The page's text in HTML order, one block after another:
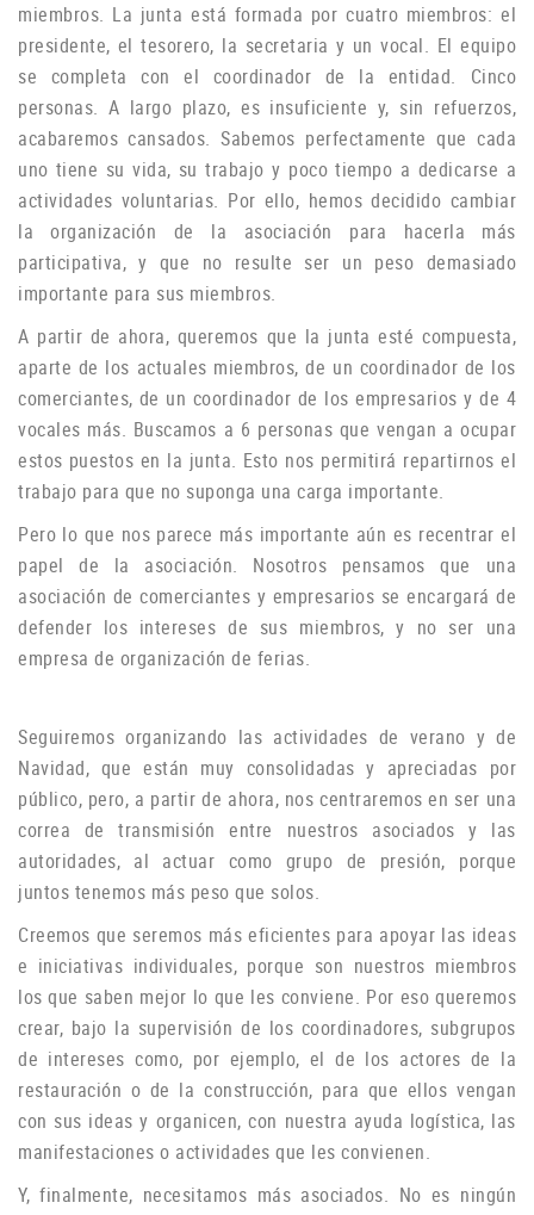
miembros. La junta está formada por cuatro miembros: el
presidente, el tesorero, la secretaria y un vocal. El equipo
se completa con el coordinador de la entidad. Cinco
personas. A largo plazo, es insuficiente y, sin refuerzos,
acabaremos cansados.Sabemos perfectamente que cada
uno tiene su vida, su trabajo y poco tiempo a dedicarse a
actividades voluntarias. Por ello, hemos decidido cambiar
la organización de la asociación para hacerla más
participativa, y que no resulte ser un peso demasiado
importante para sus miembros.
A partir de ahora, queremos que la junta esté compuesta,
aparte de los actuales miembros, de un coordinador de los
comerciantes, de un coordinador de los empresarios y de 4
vocales más. Buscamos a 6 personas que vengan a ocupar
estos puestos en la junta. Esto nos permitirá repartirnos el
trabajo para que no suponga una carga importante.
Pero lo que nos parece más importante aún es recentrar el
papel de la asociación. Nosotros pensamos que una
asociación de comerciantes y empresarios se encargará de
defender los intereses de sus miembros, y no ser una
empresa de organización de ferias.
Seguiremos organizando las actividades de verano y de
Navidad, que están muy consolidadas y apreciadas por
público, pero, a partir de ahora, nos centraremos en ser una
correa de transmisión entre nuestros asociados y las
autoridades, al actuar como grupo de presión, porque
juntos tenemos más peso que solos.
Creemos que seremos más eficientes para apoyar las ideas
e iniciativas individuales, porque son nuestros miembros
los que saben mejor lo que les conviene. Por eso queremos
crear, bajo la supervisión de los coordinadores, subgrupos
de intereses como, por ejemplo, el de los actores de la
restauración o de la construcción, para que ellos vengan
con sus ideas y organicen, con nuestra ayuda logística, las
manifestaciones o actividades que les convienen.
Y, finalmente, necesitamos más asociados. No es ningún